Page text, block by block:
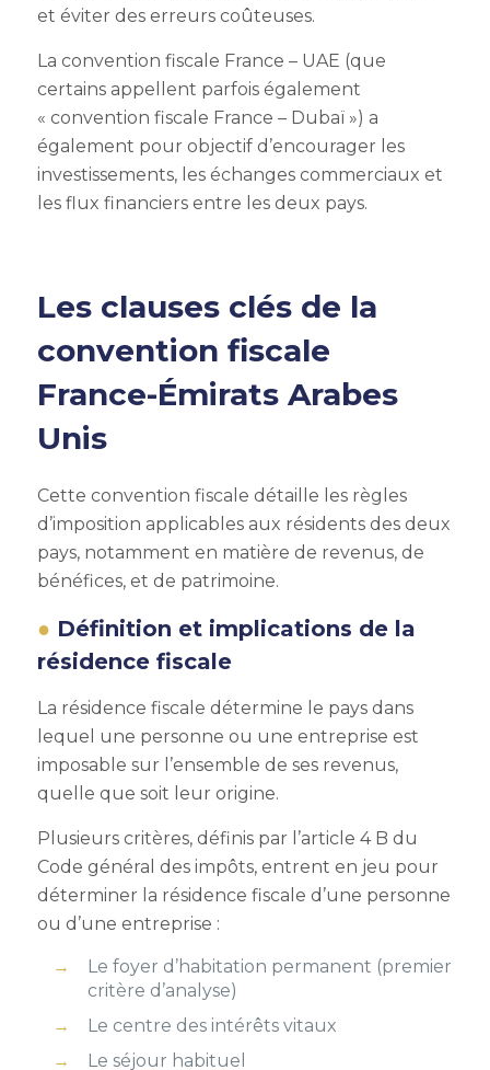
et éviter des erreurs coûteuses.
La convention fiscale France – UAE (que
certains appellent parfois également
« convention fiscale France – Dubaï ») a
également pour objectif d’encourager les
investissements, les échanges commerciaux et
les flux financiers entre les deux pays.
Les clauses clés de la
convention fiscale
France-Émirats Arabes
Unis
Cette convention fiscale détaille les règles
d’imposition applicables aux résidents des deux
pays, notamment en matière de revenus, de
bénéfices, et de patrimoine.
Définition et implications de la
résidence fiscale
La résidence fiscale détermine le pays dans
lequel une personne ou une entreprise est
imposable sur l’ensemble de ses revenus,
quelle que soit leur origine.
Plusieurs critères, définis par l’article 4 B du
Code général des impôts, entrent en jeu pour
déterminer la résidence fiscale d’une personne
ou d’une entreprise :
Le foyer d’habitation permanent (premier
critère d’analyse)
Le centre des intérêts vitaux
Le séjour habituel